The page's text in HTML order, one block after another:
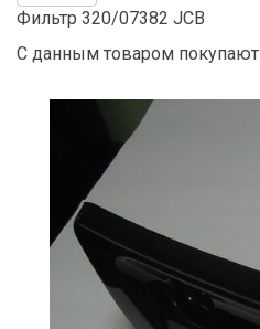
Фильтр 320/07382 JCB
С данным товаром покупают